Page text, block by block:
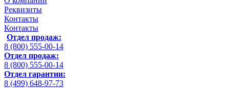
Реквизиты
Контакты
Контакты
Отдел продаж:
8 (800) 555-00-14
Отдел продаж:
8 (800) 555-00-14
Отдел гарантии:
8 (499) 648-97-73